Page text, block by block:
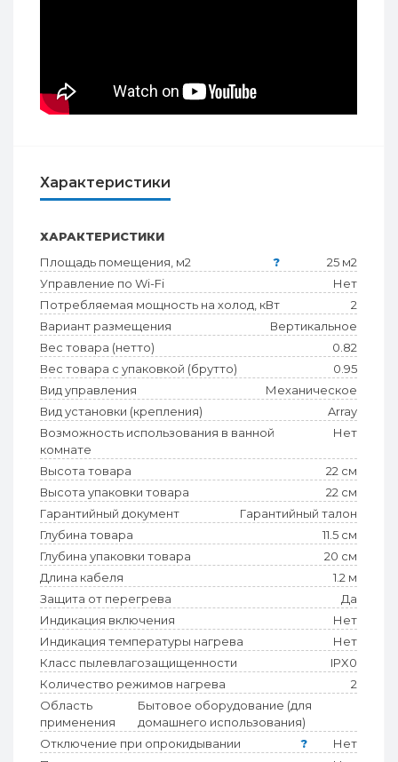
Характеристики
ХАРАКТЕРИСТИКИ
Площадь помещения, м2
?
25 м2
Управление по Wi-Fi
Нет
Потребляемая мощность на холод, кВт
2
Вариант размещения
Вертикальное
Вес товара (нетто)
0.82
Вес товара с упаковкой (брутто)
0.95
Вид управления
Механическое
Вид установки (крепления)
Array
Возможность использования в ванной
комнате
Нет
Высота товара
22 см
Высота упаковки товара
22 см
Гарантийный документ
Гарантийный талон
Глубина товара
11.5 см
Глубина упаковки товара
20 см
Длина кабеля
1.2 м
Защита от перегрева
Да
Индикация включения
Нет
Индикация температуры нагрева
Нет
Класс пылевлагозащищенности
IPX0
Количество режимов нагрева
2
Область
применения
Бытовое оборудование (для
домашнего использования)
Отключение при опрокидывании
?
Нет